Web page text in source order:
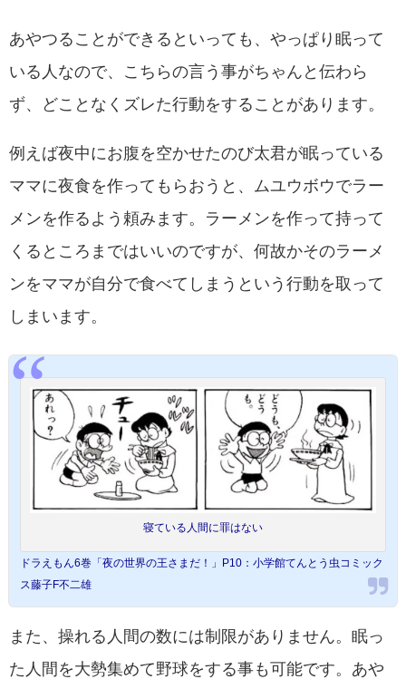
あやつることができるといっても、やっぱり眠って
いる人なので、こちらの言う事がちゃんと伝わら
ず、どことなくズレた行動をすることがあります。
例えば夜中にお腹を空かせたのび太君が眠っている
ママに夜食を作ってもらおうと、ムユウボウでラー
メンを作るよう頼みます。ラーメンを作って持って
くるところまではいいのですが、何故かそのラーメ
ンをママが自分で食べてしまうという行動を取って
しまいます。
寝ている人間に罪はない
ドラえもん6巻「夜の世界の王さまだ！」P10：小学館てんとう虫コミック
ス藤子F不二雄
また、操れる人間の数には制限がありません。眠っ
た人間を大勢集めて野球をする事も可能です。あや